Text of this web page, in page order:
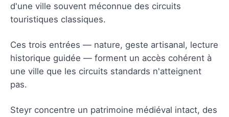
d'une ville souvent méconnue des circuits
touristiques classiques.
Ces trois entrées — nature, geste artisanal, lecture
historique guidée — forment un accès cohérent à
une ville que les circuits standards n'atteignent
pas.
Steyr concentre un patrimoine médiéval intact, des